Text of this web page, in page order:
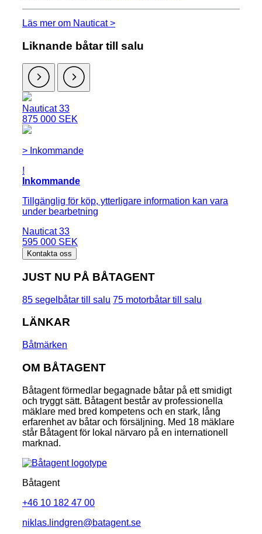
Läs mer om Nauticat >
Liknande båtar till salu
Nauticat 33
875 000 SEK
> Inkommande
!
Inkommande
Tillgänglig för köp, ytterligare information kan vara
under bearbetning
Nauticat 33
595 000 SEK
Kontakta oss
JUST NU PÅ BÅTAGENT
85 segelbåtar till salu 75 motorbåtar till salu
LÄNKAR
Båtmärken
OM BÅTAGENT
Båtagent förmedlar begagnade båtar på ett smidigt
och tryggt sätt. Båtagent består av professionella
mäklare med bred kompetens och en stark, lång
erfarenhet av båtar och försäljning. Med 18 mäklare
står Båtagent för lokal närvaro på en internationell
marknad.
Båtagent
+46 10 182 47 00
niklas.lindgren@batagent.se